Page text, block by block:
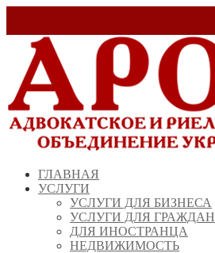
ГЛАВНАЯ
УСЛУГИ
УСЛУГИ ДЛЯ БИЗНЕСА
УСЛУГИ ДЛЯ ГРАЖДАН
ДЛЯ ИНОСТРАНЦА
НЕДВИЖИМОСТЬ